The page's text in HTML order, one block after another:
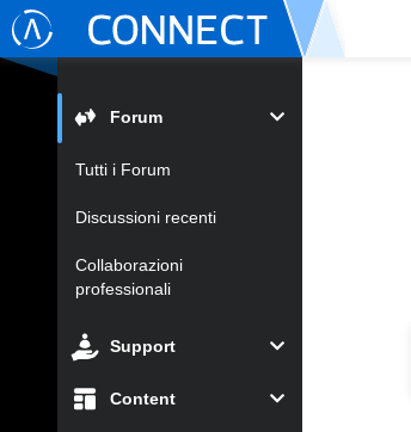
Forum
Tutti i Forum
Discussioni recenti
Collaborazioni
professionali
Support
Content